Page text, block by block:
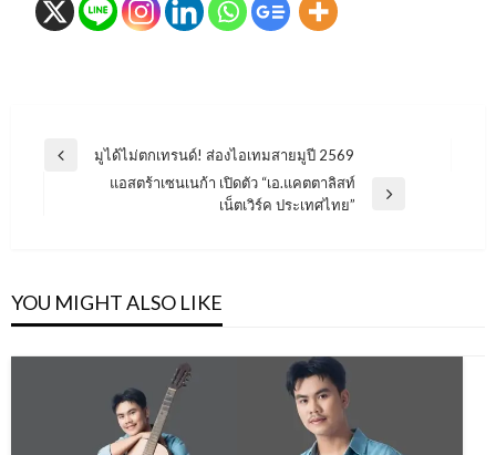
แนะแนว
Previous
มูได้ไม่ตกเทรนด์! ส่องไอเทมสายมูปี 2569
แอสตร้าเซนเนก้า เปิดตัว “เอ.แคตตาลิสท์
เน็ตเวิร์ค ประเทศไทย”
YOU MIGHT ALSO LIKE